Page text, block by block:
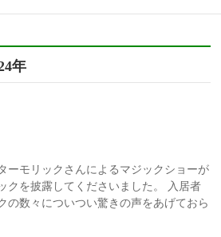
年
ーモリックさんによるマジックショーが
クを披露してくださいました。 入居者
の数々についつい驚きの声をあげておら